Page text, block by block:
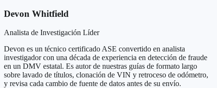
Devon Whitfield
Analista de Investigación Líder
Devon es un técnico certificado ASE convertido en analista
investigador con una década de experiencia en detección de fraude
en un DMV estatal. Es autor de nuestras guías de formato largo
sobre lavado de títulos, clonación de VIN y retroceso de odómetro,
y revisa cada cambio de fuente de datos antes de su envío.